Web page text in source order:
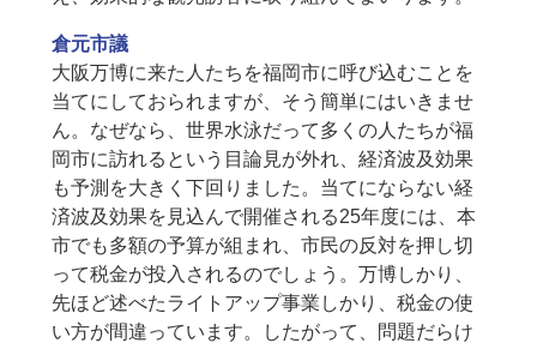
倉元市議
大阪万博に来た人たちを福岡市に呼び込むことを
当てにしておられますが、そう簡単にはいきませ
ん。なぜなら、世界水泳だって多くの人たちが福
岡市に訪れるという目論見が外れ、経済波及効果
も予測を大きく下回りました。当てにならない経
済波及効果を見込んで開催される25年度には、本
市でも多額の予算が組まれ、市民の反対を押し切
って税金が投入されるのでしょう。万博しかり、
先ほど述べたライトアップ事業しかり、税金の使
い方が間違っています。したがって、問題だらけ